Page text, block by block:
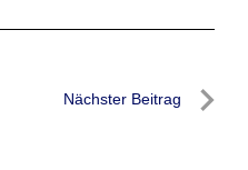
Nächster Beitrag